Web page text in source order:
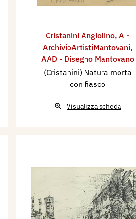
Cristanini Angiolino, A -
ArchivioArtistiMantovani,
AAD - Disegno Mantovano
(Cristanini) Natura morta
con fiasco
Visualizza scheda